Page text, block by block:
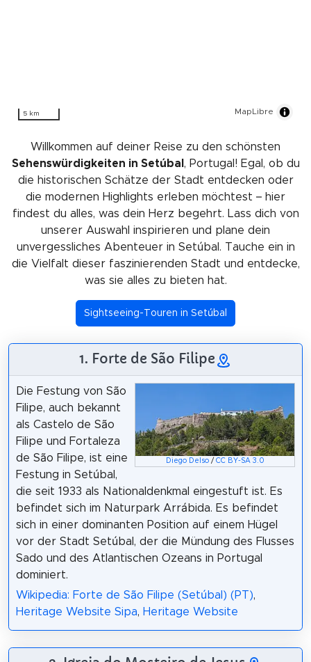
5 km MapLibre
Willkommen auf deiner Reise zu den schönsten
Sehenswürdigkeiten in Setúbal , Portugal! Egal, ob du
die historischen Schätze der Stadt entdecken oder
die modernen Highlights erleben möchtest – hier
findest du alles, was dein Herz begehrt. Lass dich von
unserer Auswahl inspirieren und plane dein
unvergessliches Abenteuer in Setúbal. Tauche ein in
die Vielfalt dieser faszinierenden Stadt und entdecke,
was sie alles zu bieten hat.
Sightseeing-Touren in Setúbal
1. Forte de São Filipe
Diego Delso/ CC BY-SA 3.0
Die Festung von São
Filipe, auch bekannt
als Castelo de São
Filipe und Fortaleza
de São Filipe, ist eine
Festung in Setúbal,
die seit 1933 als Nationaldenkmal eingestuft ist. Es
befindet sich im Naturpark Arrábida. Es befindet
sich in einer dominanten Position auf einem Hügel
vor der Stadt Setúbal, der die Mündung des Flusses
Sado und des Atlantischen Ozeans in Portugal
dominiert.
Wikipedia: Forte de São Filipe (Setúbal) (PT),
Heritage Website Sipa, Heritage Website